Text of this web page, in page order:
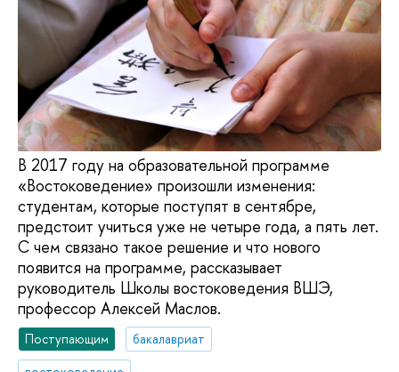
В 2017 году на образовательной программе
«Востоковедение» произошли изменения:
студентам, которые поступят в сентябре,
предстоит учиться уже не четыре года, а пять лет.
С чем связано такое решение и что нового
появится на программе, рассказывает
руководитель Школы востоковедения ВШЭ,
профессор Алексей Маслов.
Поступающим
бакалавриат